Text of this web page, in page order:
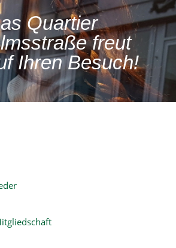
Quartier
freut
Ihren Besuch!